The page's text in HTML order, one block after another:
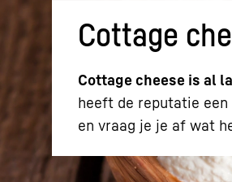
Cottage
Cottage cheese is al
heeft de reputatie een
en vraag je je af wat